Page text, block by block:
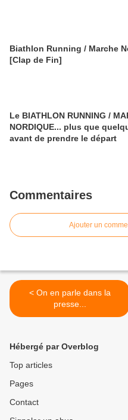
Biathlon Running / Marche
[Clap de Fin]
Le BIATHLON RUNNING /
NORDIQUE... plus que
avant de prendre le départ
Commentaires
Ajouter un
< On en parle dans la
presse...
Hébergé par Overblog
Top articles
Pages
Contact